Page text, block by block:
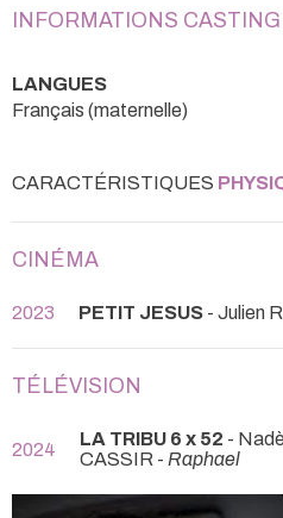
INFORMATIONS CASTING
LANGUES
Français (maternelle)
CARACTÉRISTIQUES
CINÉMA
2023 PETIT JESUS - Julien
TÉLÉVISION
2024 LA TRIBU 6 x 52 -
CASSIR - Raphael